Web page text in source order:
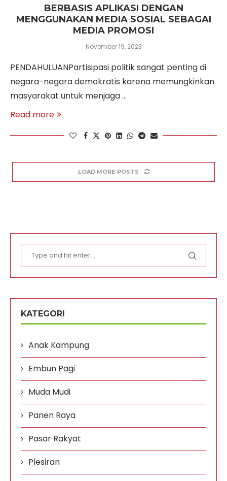
BERBASIS APLIKASI DENGAN
MENGGUNAKAN MEDIA SOSIAL SEBAGAI
MEDIA PROMOSI
November 19, 2023
PENDAHULUANPartisipasi politik sangat penting di
negara-negara demokratis karena memungkinkan
masyarakat untuk menjaga …
Read more
LOAD MORE POSTS
KATEGORI
Anak Kampung
Embun Pagi
Muda Mudi
Panen Raya
Pasar Rakyat
Plesiran